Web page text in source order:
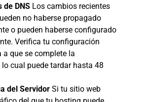
de DNS Los cambios recientes
no haberse propagado
o pueden haberse configurado
Verifica tu configuración
a que se complete la
cual puede tardar hasta 48
del Servidor Si tu sitio web